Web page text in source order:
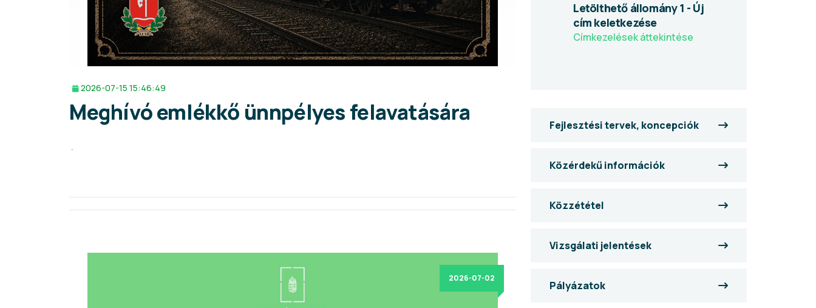
2026-07-15 15:46:49
Meghívó emlékkő ünnpélyes felavatására
.
2026-07-02
Letölthető állomány 1 - Új
cím keletkezése
Címkezelések áttekintése
Fejlesztési tervek, koncepciók
Közérdekű információk
Közzététel
Vizsgálati jelentések
Pályázatok